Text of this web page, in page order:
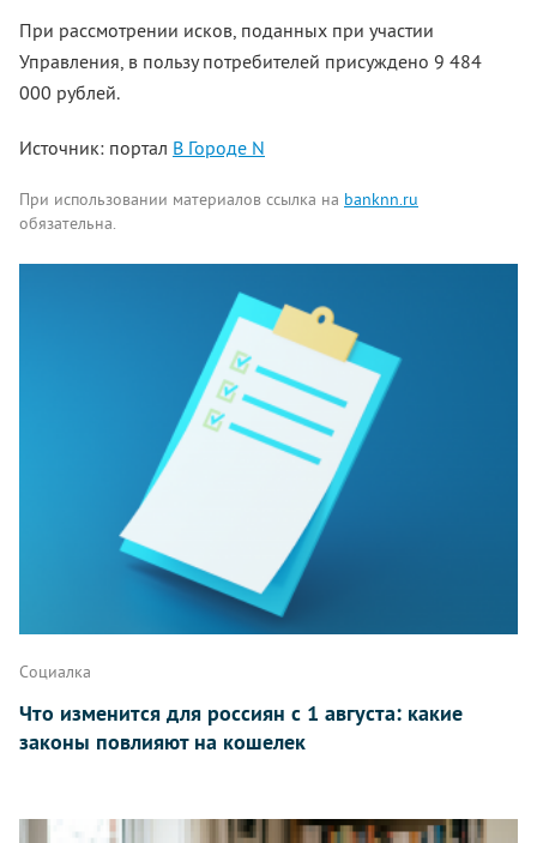
При рассмотрении исков, поданных при участии
Управления, в пользу потребителей присуждено 9 484
000 рублей.
Источник: портал В Городе N
При использовании материалов ссылка на banknn.ru
обязательна.
Написать
Социалка
Что изменится для россиян с 1 августа: какие
законы повлияют на кошелек